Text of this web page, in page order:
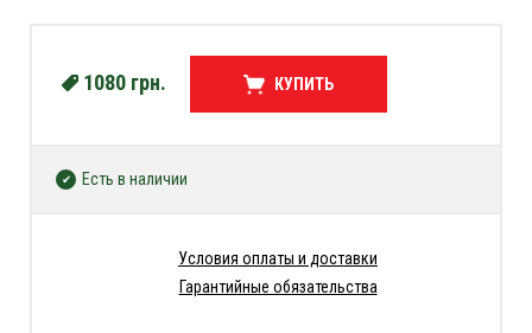
1080 грн. КУПИТЬ
Есть в наличии
Условия оплаты и доставки
Гарантийные обязательства